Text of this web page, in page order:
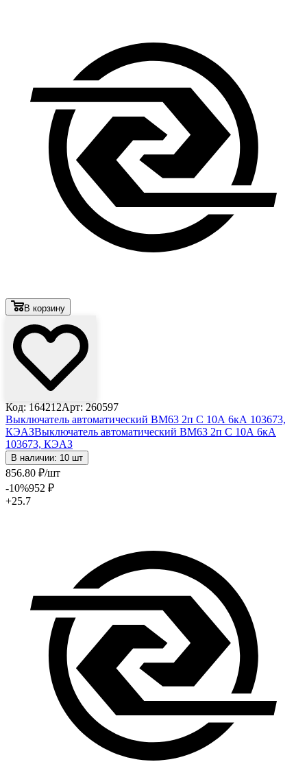
В корзину
Код: 164212Арт: 260597
Выключатель автоматический ВМ63 2п С 10А 6кА 103673,
КЭАЗВыключатель автоматический ВМ63 2п С 10А 6кА
103673, КЭАЗ
В наличии: 10 шт
856.80 ₽/шт
-10%952 ₽
+25.7